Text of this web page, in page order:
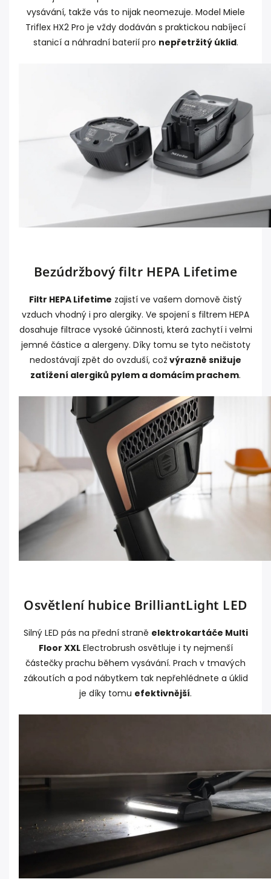
vysávání, takže vás to nijak neomezuje. Model Miele
Triflex HX2 Pro je vždy dodáván s praktickou nabíjecí
stanicí a náhradní baterií pro nepřetržitý úklid.
Bezúdržbový filtr HEPA Lifetime
Filtr HEPA Lifetime zajistí ve vašem domově čistý
vzduch vhodný i pro alergiky. Ve spojení s filtrem HEPA
dosahuje filtrace vysoké účinnosti, která zachytí i velmi
jemné částice a alergeny. Díky tomu se tyto nečistoty
nedostávají zpět do ovzduší, což výrazně snižuje
zatížení alergiků pylem a domácím prachem.
Osvětlení hubice BrilliantLight LED
Silný LED pás na přední straně elektrokartáče Multi
Floor XXL Electrobrush osvětluje i ty nejmenší
částečky prachu během vysávání. Prach v tmavých
zákoutích a pod nábytkem tak nepřehlédnete a úklid
je díky tomu efektivnější.